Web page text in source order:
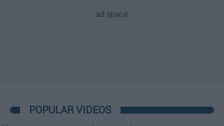
POPULAR VIDEOS